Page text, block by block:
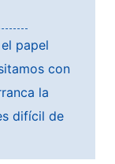
papel
con
la
difícil de